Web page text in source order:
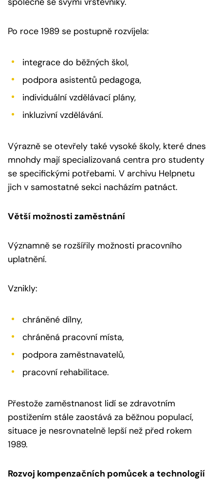
Po roce 1989 se postupně rozvíjela:
integrace do běžných škol,
podpora asistentů pedagoga,
individuální vzdělávací plány,
inkluzivní vzdělávání.
Výrazně se otevřely také vysoké školy, které dnes
mnohdy mají specializovaná centra pro studenty
se specifickými potřebami. V archivu Helpnetu
jich v samostatné sekci nacházím patnáct.
Větší možnosti zaměstnání
Významně se rozšířily možnosti pracovního
uplatnění.
Vznikly:
chráněné dílny,
chráněná pracovní místa,
podpora zaměstnavatelů,
pracovní rehabilitace.
Přestože zaměstnanost lidí se zdravotním
postižením stále zaostává za běžnou populací,
situace je nesrovnatelně lepší než před rokem
1989.
Rozvoj kompenzačních pomůcek a technologií